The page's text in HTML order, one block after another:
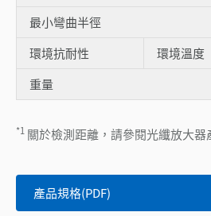
最小彎曲半徑
環境抗耐性
環境溫度
重量
*1 關於檢測距離，請參閱光纖放大器
產品規格(PDF)